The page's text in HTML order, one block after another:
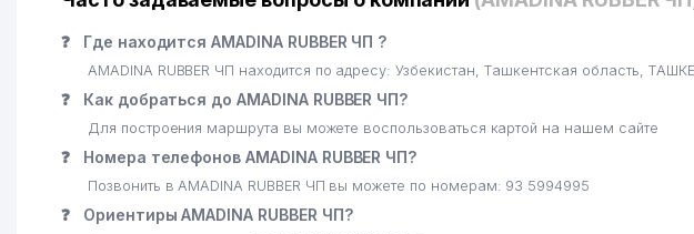
❓ Где находится AMADINA RUBBER ЧП ?
AMADINA RUBBER ЧП находится по адресу: Узбекистан, Ташкентская область,
❓ Как добраться до AMADINA RUBBER ЧП?
Для построения маршрута вы можете воспользоваться картой на нашем сайте
❓ Номера телефонов AMADINA RUBBER ЧП?
Позвонить в AMADINA RUBBER ЧП вы можете по номерам: 93 5994995
❓ Ориентиры AMADINA RUBBER ЧП?